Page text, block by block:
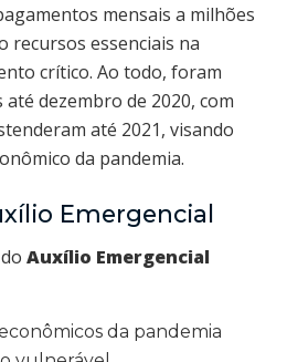
mensais a milhões
recursos essenciais na
crítico. Ao todo, foram
dezembro de 2020, com
até 2021, visando
da pandemia.
Emergencial
Auxílio Emergencial
da pandemia